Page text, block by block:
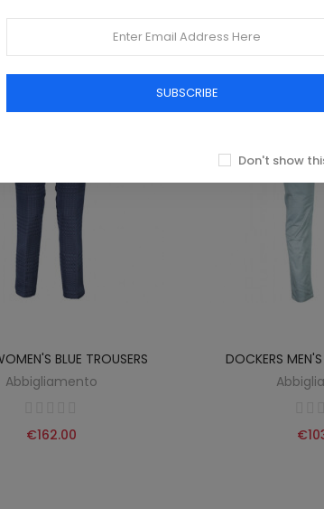
BLUE TROUSERS
Abbigliamento
€162.00
DOCKERS
SUBSCRIBE
Don't show